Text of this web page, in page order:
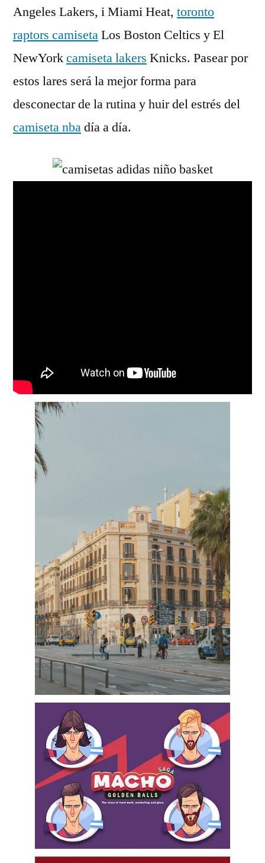
Angeles Lakers, i Miami Heat, toronto
raptors camisetaLos Boston Celtics y El
NewYorkcamiseta lakers Knicks. Pasear por
estos lares será la mejor forma para
desconectar de la rutina y huir del estrés del
camiseta nbadía a día.